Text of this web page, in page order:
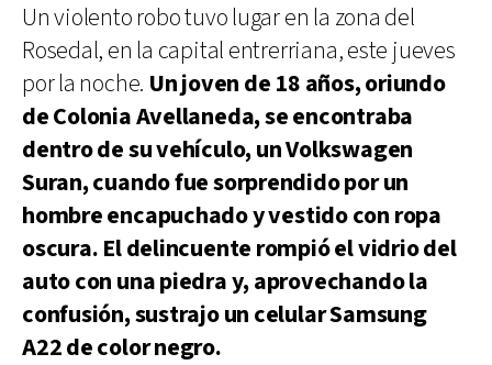
Un violento robo tuvo lugar en la zona del
Rosedal, en la capital entrerriana, este jueves
por la noche. Un joven de 18 años, oriundo
de Colonia Avellaneda, se encontraba
dentro de su vehículo, un Volkswagen
Suran, cuando fue sorprendido por un
hombre encapuchado y vestido con ropa
oscura. El delincuente rompió el vidrio del
auto con una piedra y, aprovechando la
confusión, sustrajo un celular Samsung
A22 de color negro.